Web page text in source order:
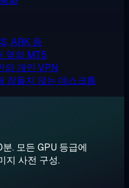
ARK 등
옆의 MT5
의 개인 VPN
잠들지 않는 데스크톱
. 모든 GPU 등급에
지 사전 구성.